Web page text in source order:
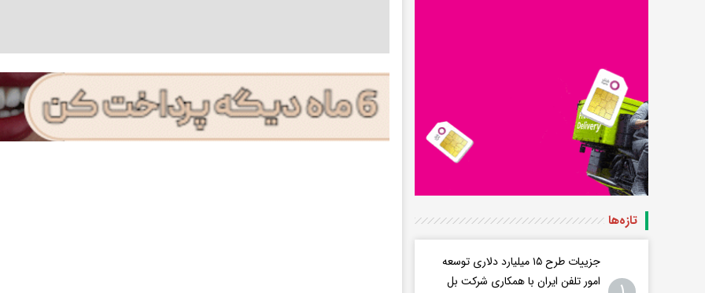
تازه‌ها
جزییات طرح ۱۵ میلیارد دلاری توسعه
امور تلفن ایران با همکاری شرکت بل